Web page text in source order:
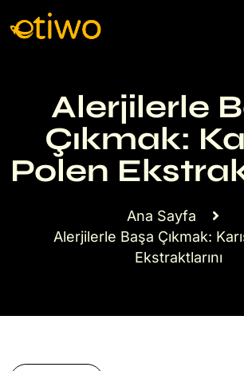
Alerjilerle
Çıkmak:
Polen
Ana Sayfa
Alerjilerle Başa Çıkmak:
Ekstraktlarını